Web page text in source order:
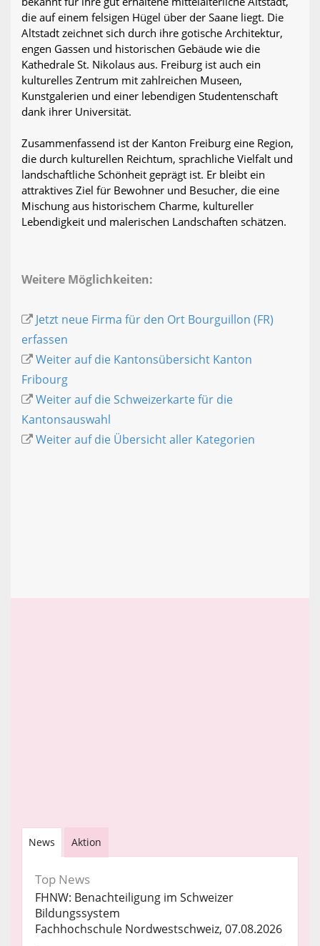
die auf einem felsigen Hügel über der Saane liegt. Die
Altstadt zeichnet sich durch ihre gotische Architektur,
engen Gassen und historischen Gebäude wie die
Kathedrale St. Nikolaus aus. Freiburg ist auch ein
kulturelles Zentrum mit zahlreichen Museen,
Kunstgalerien und einer lebendigen Studentenschaft
dank ihrer Universität.
Zusammenfassend ist der Kanton Freiburg eine Region,
die durch kulturellen Reichtum, sprachliche Vielfalt und
landschaftliche Schönheit geprägt ist. Er bleibt ein
attraktives Ziel für Bewohner und Besucher, die eine
Mischung aus historischem Charme, kultureller
Lebendigkeit und malerischen Landschaften schätzen.
Weitere Möglichkeiten:
Jetzt neue Firma für den Ort Bourguillon (FR)
erfassen
Weiter auf die Kantonsübersicht Kanton
Fribourg
Weiter auf die Schweizerkarte für die
Kantonsauswahl
Weiter auf die Übersicht aller Kategorien
News Aktion
Top News
FHNW: Benachteiligung im Schweizer
Bildungssystem
Fachhochschule Nordwestschweiz, 07.08.2026